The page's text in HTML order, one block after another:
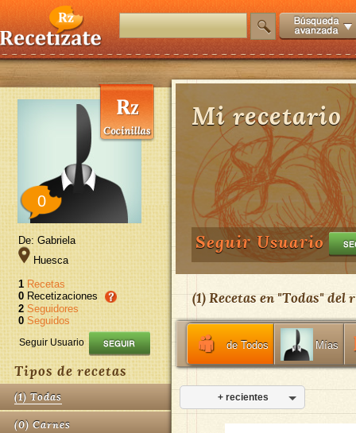
0
De: Gabriela
Huesca
1 Recetas
0 Recetizaciones
2 Seguidores
0 Seguidos
Seguir Usuario
Tipos de recetas
(1) Todas
(0) Carnes
Mi recetario
Seguir Usuario
(1) Recetas en "Todas" del
de Todos Mías
+ recientes